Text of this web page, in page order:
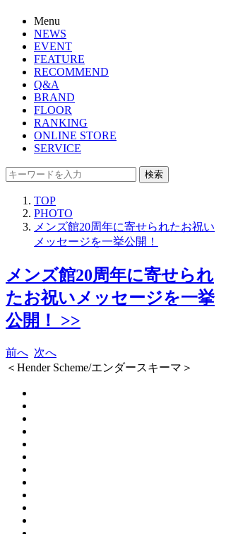
Menu
NEWS
EVENT
FEATURE
RECOMMEND
Q&A
BRAND
FLOOR
RANKING
ONLINE STORE
SERVICE
検索
TOP
PHOTO
メンズ館20周年に寄せられたお祝い
メッセージを一挙公開！
メンズ館20周年に寄せられ
たお祝いメッセージを一挙
公開！ >>
前へ 次へ
＜Hender Scheme/エンダースキーマ＞